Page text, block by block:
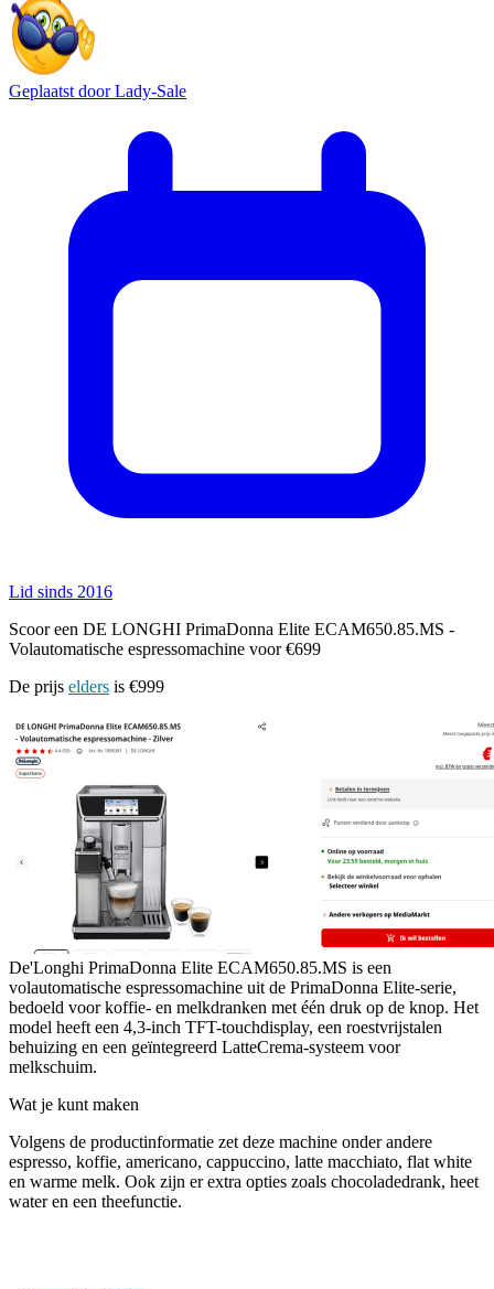
Geplaatst doorLady-Sale
Lid sinds 2016
Scoor een DE LONGHI PrimaDonna Elite ECAM650.85.MS -
Volautomatische espressomachine voor €699
De prijs elders is €999
De'Longhi PrimaDonna Elite ECAM650.85.MS is een
volautomatische espressomachine uit de PrimaDonna Elite-serie,
bedoeld voor koffie- en melkdranken met één druk op de knop. Het
model heeft een 4,3-inch TFT-touchdisplay, een roestvrijstalen
behuizing en een geïntegreerd LatteCrema-systeem voor
melkschuim.
Wat je kunt maken
Volgens de productinformatie zet deze machine onder andere
espresso, koffie, americano, cappuccino, latte macchiato, flat white
en warme melk. Ook zijn er extra opties zoals chocoladedrank, heet
water en een theefunctie.